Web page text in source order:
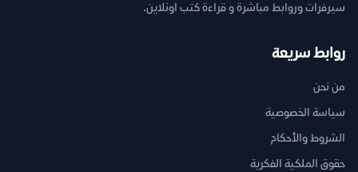
سيرفرات وروابط مباشرة و قراءة كتب اونلاين.
روابط سريعة
من نحن
سياسة الخصوصية
الشروط والأحكام
حقوق الملكية الفكرية